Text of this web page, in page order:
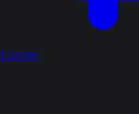
Loxone